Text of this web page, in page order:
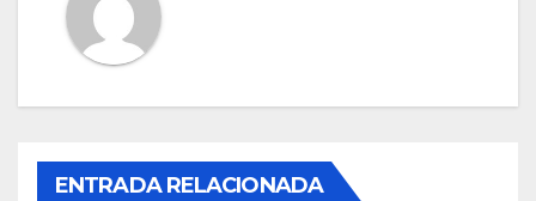
ENTRADA RELACIONADA